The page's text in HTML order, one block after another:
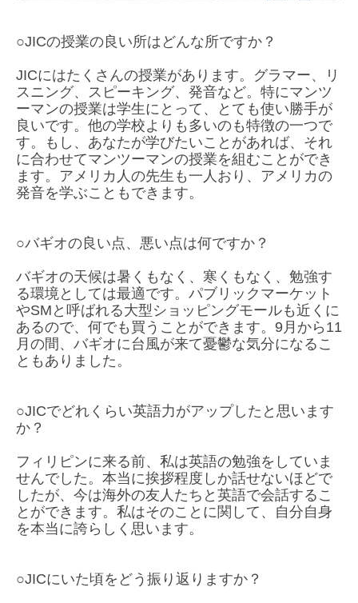
○JICの授業の良い所はどんな所ですか？
JICにはたくさんの授業があります。グラマー、リ
スニング、スピーキング、発音など。特にマンツ
ーマンの授業は学生にとって、とても使い勝手が
良いです。他の学校よりも多いのも特徴の一つで
す。もし、あなたが学びたいことがあれば、それ
に合わせてマンツーマンの授業を組むことができ
ます。アメリカ人の先生も一人おり、アメリカの
発音を学ぶこともできます。
○バギオの良い点、悪い点は何ですか？
バギオの天候は暑くもなく、寒くもなく、勉強す
る環境としては最適です。パブリックマーケット
やSMと呼ばれる大型ショッピングモールも近くに
あるので、何でも買うことができます。9月から11
月の間、バギオに台風が来て憂鬱な気分になるこ
ともありました。
○JICでどれくらい英語力がアップしたと思います
か？
フィリピンに来る前、私は英語の勉強をしていま
せんでした。本当に挨拶程度しか話せないほどで
したが、今は海外の友人たちと英語で会話するこ
とができます。私はそのことに関して、自分自身
を本当に誇らしく思います。
○JICにいた頃をどう振り返りますか？